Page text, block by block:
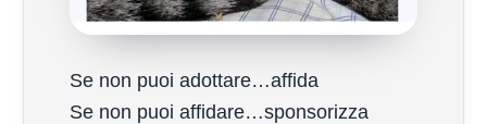
Se non puoi adottare…affida
Se non puoi affidare…sponsorizza